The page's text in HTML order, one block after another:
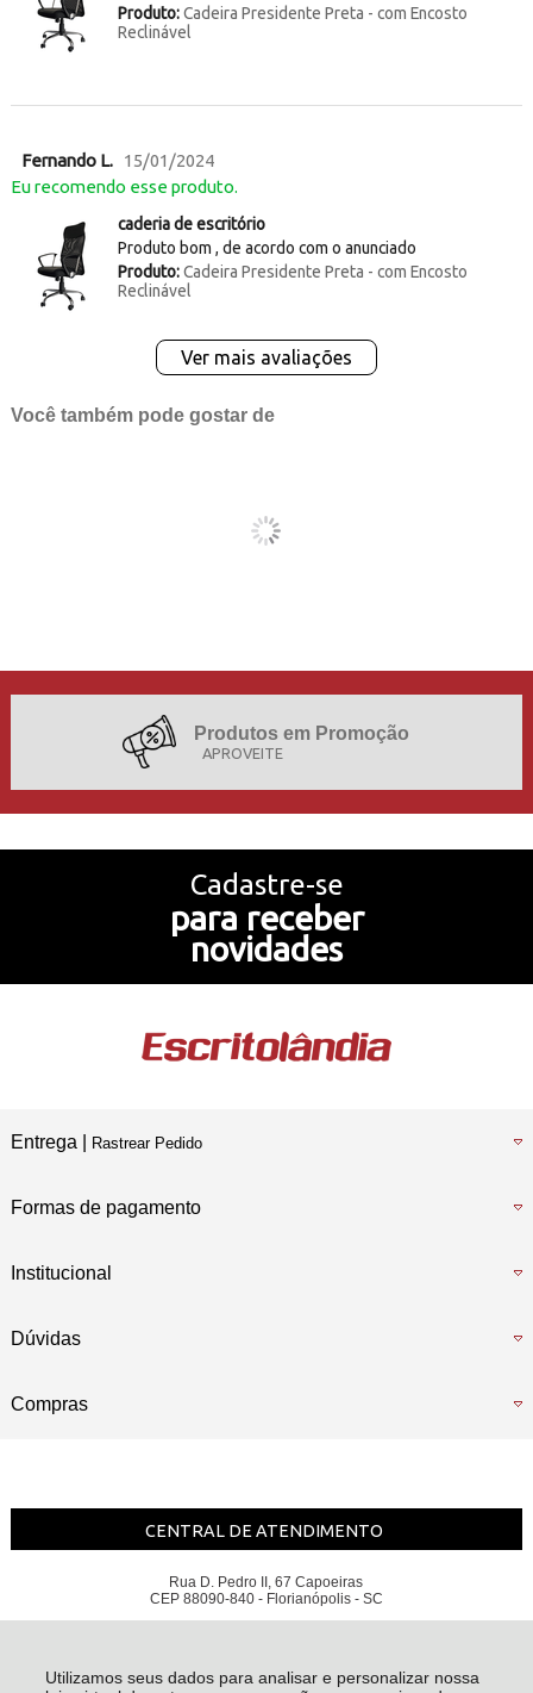
Utilizamos seus dados para analisar e personalizar nossa
Produto:Cadeira Presidente Preta - com Encosto
Reclinável
Fernando L. 15/01/2024
Eu recomendo esse produto.
caderia de escritório
Produto bom , de acordo com o anunciado
Produto:Cadeira Presidente Preta - com Encosto
Reclinável
Ver mais avaliações
Você também pode gostar de
Produtos em Promoção
APROVEITE
Nossa História
Loja Física
Cadastre-se
para receber
novidades
Entrega | Rastrear Pedido
Formas de pagamento
Institucional
Dúvidas
Compras
CENTRAL DE ATENDIMENTO
Rua D. Pedro II, 67 Capoeiras
CEP 88090-840 - Florianópolis - SC
Todos os direitos reservados
-Escritolândia -